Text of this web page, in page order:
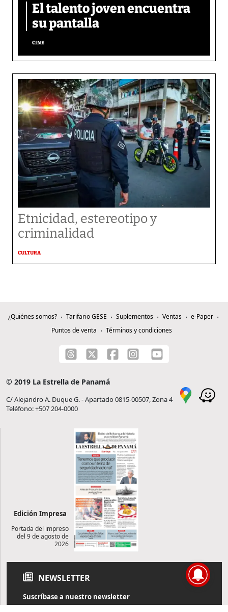
El talento joven encuentra
su pantalla​
CINE
Etnicidad, estereotipo y
criminalidad
CULTURA
¿Quiénes somos? Tarifario GESE Suplementos Ventas
e-Paper
Puntos de venta
Términos y condiciones
© 2019 La Estrella de Panamá
C/ Alejandro A. Duque G. - Apartado 0815-00507, Zona 4
Teléfono: +507 204-0000
Edición Impresa
Portada del impreso
del 9 de agosto de
2026
NEWSLETTER
Suscríbase a nuestro newsletter
Reciba diariamente información de actualidad directamente en